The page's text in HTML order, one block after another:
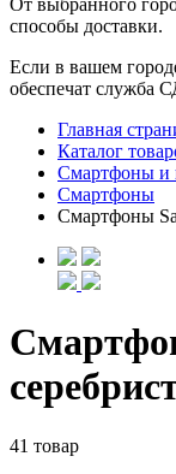
От выбранного
способы доставки.
Если в вашем
обеспечат служба
Главная
Каталог
Смартфоны и
Смартфоны
Смартфоны
41 товар